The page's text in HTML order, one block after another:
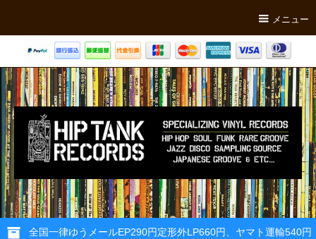
メニュー
全国一律ゆうメールEP290円定形外LP660円、ヤマト運輸540円